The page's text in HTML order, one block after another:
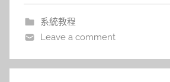
系統教程
Leave a comment